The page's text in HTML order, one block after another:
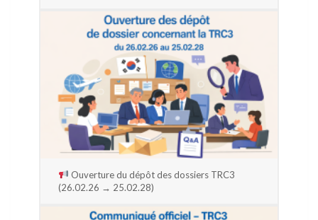
Ouverture du dépôt des dossiers TRC3
(26.02.26 → 25.02.28)